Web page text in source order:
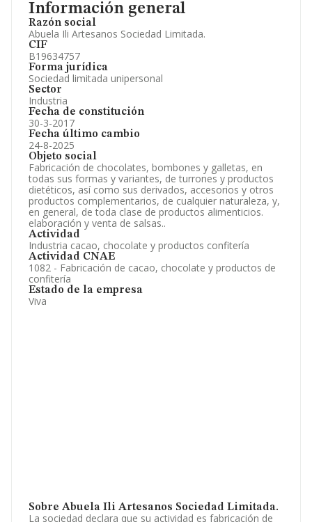
Información general
Razón social
Abuela Ili Artesanos Sociedad Limitada.
CIF
B19634757
Forma jurídica
Sociedad limitada unipersonal
Sector
Industria
Fecha de constitución
30-3-2017
Fecha último cambio
24-8-2025
Objeto social
Fabricación de chocolates, bombones y galletas, en
todas sus formas y variantes, de turrones y productos
dietéticos, así como sus derivados, accesorios y otros
productos complementarios, de cualquier naturaleza, y,
en general, de toda clase de productos alimenticios.
elaboración y venta de salsas..
Actividad
Industria cacao, chocolate y productos confitería
Actividad CNAE
1082 - Fabricación de cacao, chocolate y productos de
confitería
Estado de la empresa
Viva
Sobre Abuela Ili Artesanos Sociedad Limitada.
La sociedad declara que su actividad es fabricación de